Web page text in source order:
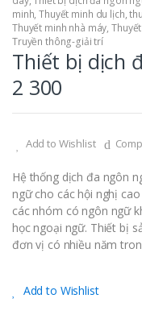
minh,Thuyết minh du lịch,
Thuyết minh nhà máy,
Truyền thông-giải trí
Thiết bị dịch
2 300
Add to Wishlist
Hệ thống dịch đa ngôn
ngữ cho các hội nghị
các nhóm có ngôn ngữ
học ngoại ngữ. Thiết bị
đơn vị có nhiều năm
Add to Wishlist